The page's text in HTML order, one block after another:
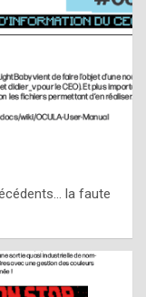
la faute